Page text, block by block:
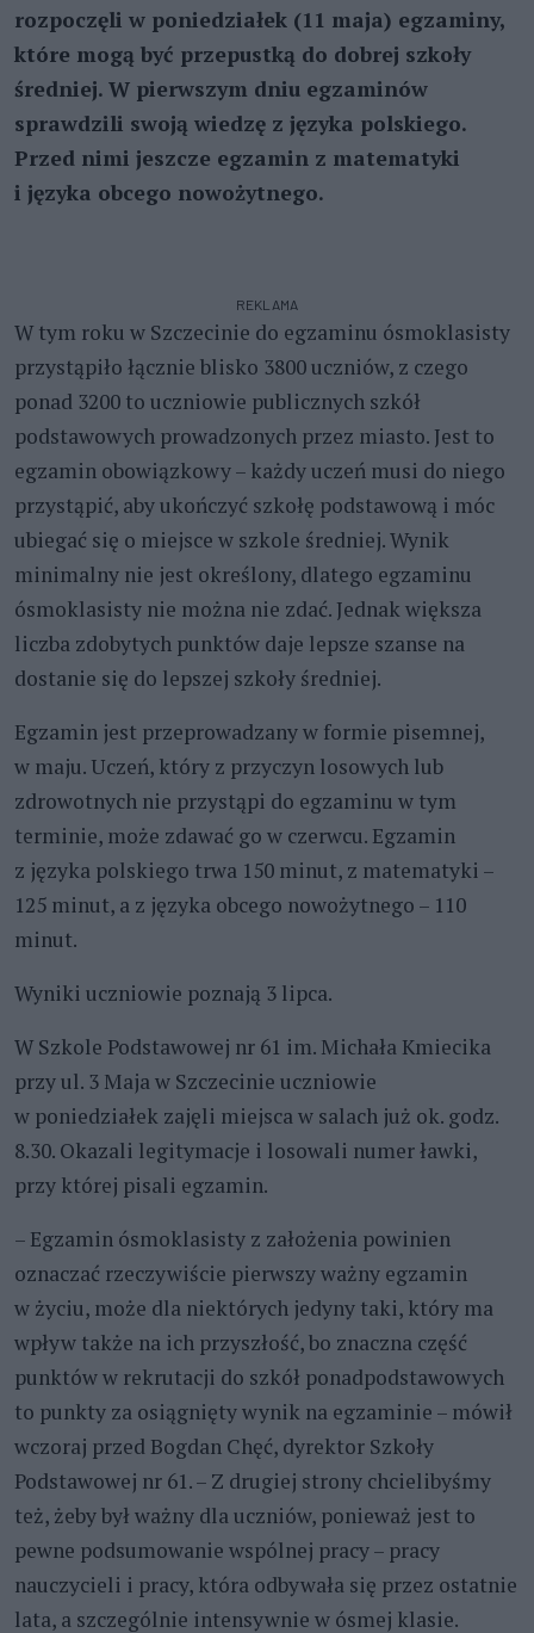
rozpoczęli w poniedziałek (11 maja) egzaminy,
które mogą być przepustką do dobrej szkoły
średniej. W pierwszym dniu egzaminów
sprawdzili swoją wiedzę z języka polskiego.
Przed nimi jeszcze egzamin z matematyki
i języka obcego nowożytnego.
REKLAMA
W tym roku w Szczecinie do egzaminu ósmoklasisty
przystąpiło łącznie blisko 3800 uczniów, z czego
ponad 3200 to uczniowie publicznych szkół
podstawowych prowadzonych przez miasto. Jest to
egzamin obowiązkowy – każdy uczeń musi do niego
przystąpić, aby ukończyć szkołę podstawową i móc
ubiegać się o miejsce w szkole średniej. Wynik
minimalny nie jest określony, dlatego egzaminu
ósmoklasisty nie można nie zdać. Jednak większa
liczba zdobytych punktów daje lepsze szanse na
dostanie się do lepszej szkoły średniej.
Egzamin jest przeprowadzany w formie pisemnej,
w maju. Uczeń, który z przyczyn losowych lub
zdrowotnych nie przystąpi do egzaminu w tym
terminie, może zdawać go w czerwcu. Egzamin
z języka polskiego trwa 150 minut, z matematyki –
125 minut, a z języka obcego nowożytnego – 110
minut.
Wyniki uczniowie poznają 3 lipca.
W Szkole Podstawowej nr 61 im. Michała Kmiecika
przy ul. 3 Maja w Szczecinie uczniowie
w poniedziałek zajęli miejsca w salach już ok. godz.
8.30. Okazali legitymacje i losowali numer ławki,
przy której pisali egzamin.
– Egzamin ósmoklasisty z założenia powinien
oznaczać rzeczywiście pierwszy ważny egzamin
w życiu, może dla niektórych jedyny taki, który ma
wpływ także na ich przyszłość, bo znaczna część
punktów w rekrutacji do szkół ponadpodstawowych
to punkty za osiągnięty wynik na egzaminie – mówił
wczoraj przed Bogdan Chęć, dyrektor Szkoły
Podstawowej nr 61. – Z drugiej strony chcielibyśmy
też, żeby był ważny dla uczniów, ponieważ jest to
pewne podsumowanie wspólnej pracy – pracy
nauczycieli i pracy, która odbywała się przez ostatnie
lata, a szczególnie intensywnie w ósmej klasie.